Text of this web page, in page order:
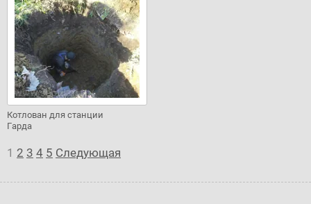
Котлован для станции
Гарда
1 2 3 4 5 Следующая